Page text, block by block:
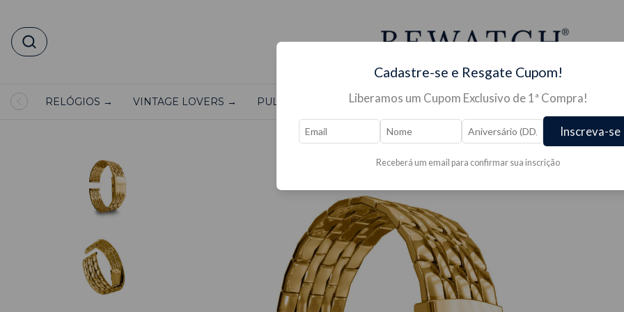
RELÓGIOS → VINTAGE LOVERS → PULSEIRAS PARA RELÓGIO → JÓIAS → PRESENTES →
Cadastre-se e Resgate Cupom!
Liberamos um Cupom Exclusivo de 1ª Compra!
Inscreva-se
Receberá um email para confirmar sua inscrição